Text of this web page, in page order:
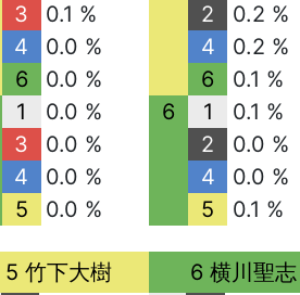
3
0.1 %
4
0.0 %
6
0.0 %
1
0.0 %
3
0.0 %
4
0.0 %
5
0.0 %
2
0.2 %
4
0.2 %
6
0.1 %
6
1
0.1 %
2
0.0 %
4
0.0 %
5
0.1 %
5 竹下大樹
6 横川聖志